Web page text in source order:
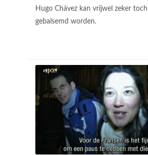
Hugo Chávez kan vrijwel zeker
gebalsemd worden.